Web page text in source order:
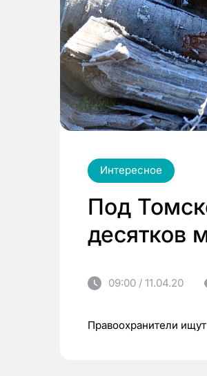
Интересное
Под
десятков
09:00 / 11.04.20
Правоохранители